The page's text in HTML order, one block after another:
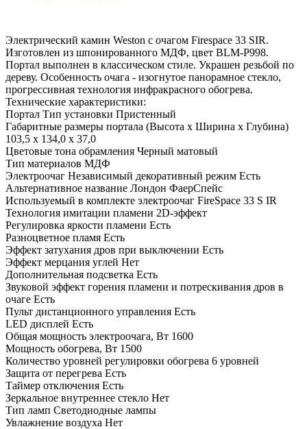
Электрический камин Weston с очагом Firespace 33 SIR.
Изготовлен из шпонированного МДФ, цвет BLM-P998.
Портал выполнен в классическом стиле. Украшен резьбой по
дереву. Особенность очага - изогнутое панорамное стекло,
прогрессивная технология инфракрасного обогрева.
Технические характеристики:
Портал Тип установки Пристенный
Габаритные размеры портала (Высота x Ширина x Глубина)
103,5 x 134,0 x 37,0
Цветовые тона обрамления Черный матовый
Тип материалов МДФ
Электроочаг Независимый декоративный режим Есть
Альтернативное название Лондон ФаерСпейс
Используемый в комплекте электроочаг FireSpace 33 S IR
Технология имитации пламени 2D-эффект
Регулировка яркости пламени Есть
Разноцветное пламя Есть
Эффект затухания дров при выключении Есть
Эффект мерцания углей Нет
Дополнительная подсветка Есть
Звуковой эффект горения пламени и потрескивания дров в
очаге Есть
Пульт дистанционного управления Есть
LED дисплей Есть
Общая мощность электроочага, Вт 1600
Мощность обогрева, Вт 1500
Количество уровней регулировки обогрева 6 уровней
Защита от перегрева Есть
Таймер отключения Есть
Зеркальное внутреннее стекло Нет
Тип ламп Светодиодные лампы
Увлажнение воздуха Нет